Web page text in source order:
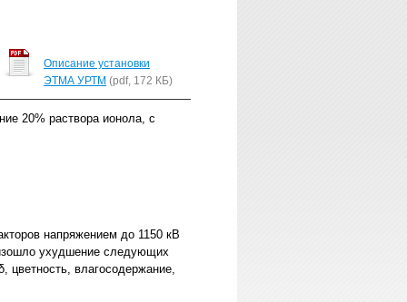
Описание установки
ЭТМА УРТМ (pdf, 172 КБ)
20% раствора ионола, с
напряжением до 1150 кВ
ухудшение следующих
цветность, влагосодержание,